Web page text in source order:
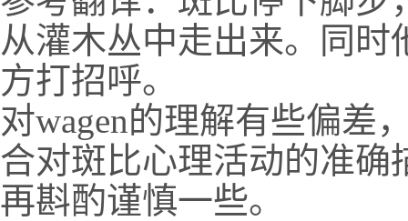
从灌木丛中走出来。同
方打招呼。
对wagen的理解有些偏差
合对斑比心理活动的准确
再斟酌谨慎一些。